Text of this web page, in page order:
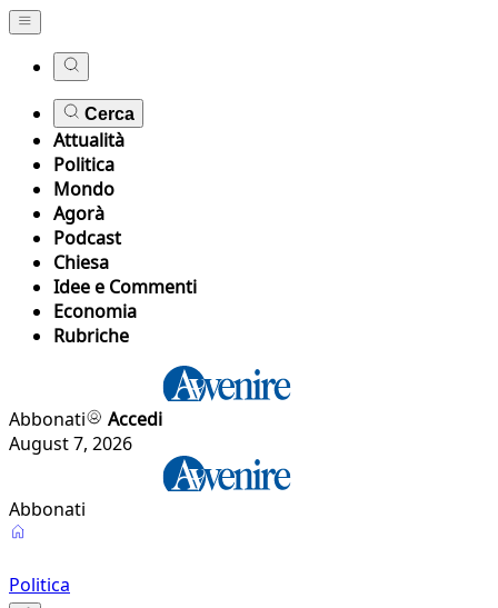
Cerca
Attualità
Politica
Mondo
Agorà
Podcast
Chiesa
Idee e Commenti
Economia
Rubriche
Abbonati
Accedi
August 7, 2026
Abbonati
Politica